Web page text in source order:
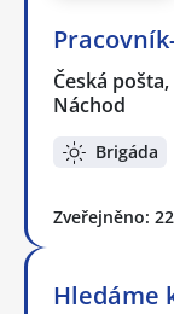
Česká pošta,
Náchod
Brigáda
Zveřejněno:
Hledáme